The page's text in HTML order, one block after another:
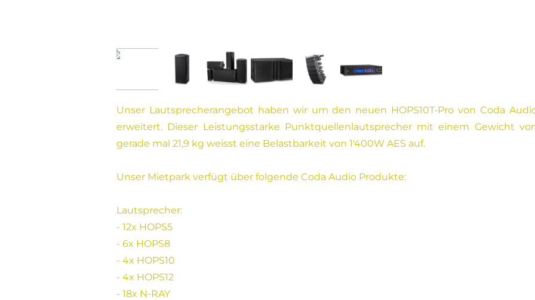
Unser Lautsprecherangebot haben wir um den neuen HOPS10T-Pro von Coda
erweitert. Dieser Leistungsstarke Punktquellenlautsprecher mit einem Gewicht
gerade mal 21,9 kg weisst eine Belastbarkeit von 1'400W AES auf.
Unser Mietpark verfügt über folgende Coda Audio Produkte:
Lautsprecher:
- 12x HOPS5
- 6x HOPS8
- 4x HOPS10
- 4x HOPS12
- 18x N-RAY